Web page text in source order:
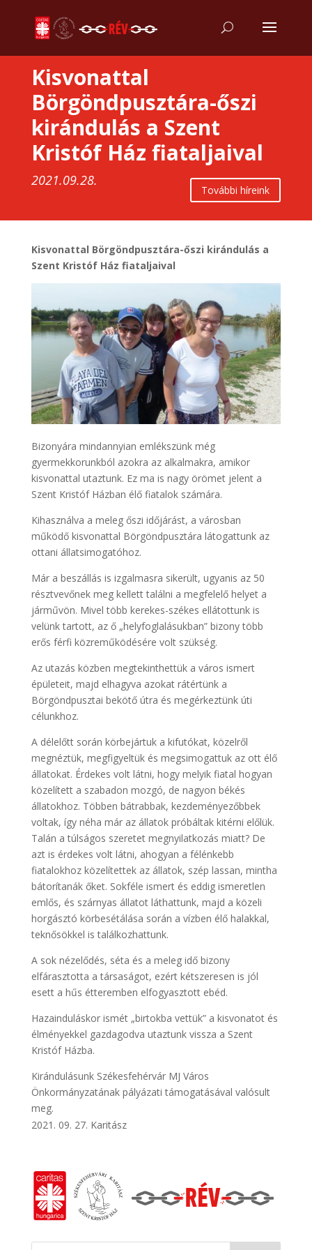
Kisvonattal
Börgöndpusztára-őszi
kirándulás a Szent
Kristóf Ház fiataljaival
2021.09.28.
További híreink
Kisvonattal Börgöndpusztára-őszi kirándulás a
Szent Kristóf Ház fiataljaival
Bizonyára mindannyian emlékszünk még
gyermekkorunkból azokra az alkalmakra, amikor
kisvonattal utaztunk. Ez ma is nagy örömet jelent a
Szent Kristóf Házban élő fiatalok számára.
Kihasználva a meleg őszi időjárást, a városban
működő kisvonattal Börgöndpusztára látogattunk az
ottani állatsimogatóhoz.
Már a beszállás is izgalmasra sikerült, ugyanis az 50
résztvevőnek meg kellett találni a megfelelő helyet a
járművön. Mivel több kerekes-székes ellátottunk is
velünk tartott, az ő „helyfoglalásukban” bizony több
erős férfi közreműködésére volt szükség.
Az utazás közben megtekinthettük a város ismert
épületeit, majd elhagyva azokat rátértünk a
Börgöndpusztai bekötő útra és megérkeztünk úti
célunkhoz.
A délelőtt során körbejártuk a kifutókat, közelről
megnéztük, megfigyeltük és megsimogattuk az ott élő
állatokat. Érdekes volt látni, hogy melyik fiatal hogyan
közelített a szabadon mozgó, de nagyon békés
állatokhoz. Többen bátrabbak, kezdeményezőbbek
voltak, így néha már az állatok próbáltak kitérni előlük.
Talán a túlságos szeretet megnyilatkozás miatt? De
azt is érdekes volt látni, ahogyan a félénkebb
fiatalokhoz közelítettek az állatok, szép lassan, mintha
bátorítanák őket. Sokféle ismert és eddig ismeretlen
emlős, és szárnyas állatot láthattunk, majd a közeli
horgásztó körbesétálása során a vízben élő halakkal,
teknősökkel is találkozhattunk.
A sok nézelődés, séta és a meleg idő bizony
elfárasztotta a társaságot, ezért kétszeresen is jól
esett a hűs étteremben elfogyasztott ebéd.
Hazainduláskor ismét „birtokba vettük” a kisvonatot és
élményekkel gazdagodva utaztunk vissza a Szent
Kristóf Házba.
Kirándulásunk Székesfehérvár MJ Város
Önkormányzatának pályázati támogatásával valósult
meg.
09. 27. Karitász